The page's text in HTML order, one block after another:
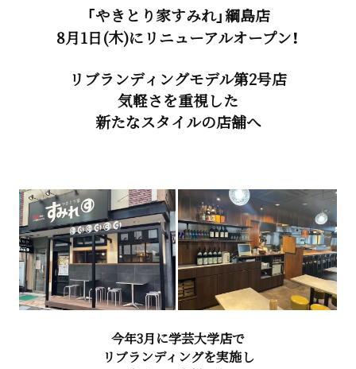
「やきとり家すみれ」綱島店
8月1日(木)にリニューアルオープン！
リブランディングモデル第2号店
気軽さを重視した
新たなスタイルの店舗へ
今年3月に学芸大学店で
リブランディングを実施し